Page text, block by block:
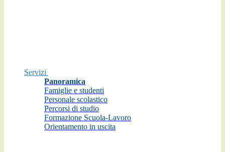
Servizi
Panoramica
Famiglie e studenti
Personale scolastico
Percorsi di studio
Formazione Scuola-Lavoro
Orientamento in uscita